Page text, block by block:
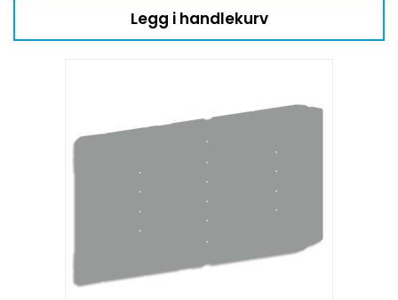
Legg i handlekurv